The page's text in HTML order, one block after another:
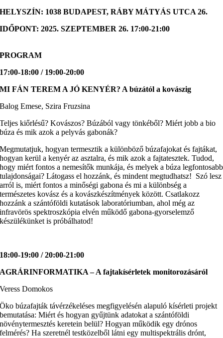
HELYSZÍN: 1038 BUDAPEST, RÁBY MÁTYÁS UTCA 26.
IDŐPONT: 2025. SZEPTEMBER 26. 17:00-21:00
PROGRAM
17:00-18:00 / 19:00-20:00
MI FÁN TEREM A JÓ KENYÉR? A búzától a kovászig
Balog Emese, Szira Fruzsina
Teljes kiőrlésű? Kovászos? Búzából vagy tönkéből? Miért jobb a bio
búza és mik azok a pelyvás gabonák?
Megmutatjuk, hogyan termesztik a különböző búzafajokat és fajtákat,
hogyan kerül a kenyér az asztalra, és mik azok a fajtatesztek. Tudod,
hogy miért fontos a nemesítők munkája, és melyek a búza legfontosabb
tulajdonságai? Látogass el hozzánk, és mindent megtudhatsz! Szó lesz
arról is, miért fontos a minőségi gabona és mi a különbség a
természetes kovász és a kovászkészítmények között. Csatlakozz
hozzánk a szántóföldi kutatások laboratóriumban, ahol még az
infravörös spektroszkópia elvén működő gabona-gyorselemző
készülékünket is próbálhatod!
18:00-19:00 / 20:00-21:00
AGRÁRINFORMATIKA – A fajtakísérletek monitorozásáról
Veress Domokos
Öko búzafajták távérzékeléses megfigyelésén alapuló kísérleti projekt
bemutatása: Miért és hogyan gyűjtünk adatokat a szántóföldi
növénytermesztés keretein belül? Hogyan működik egy drónos
felmérés? Ha szeretnél testközelből látni egy multispektrális drónt,